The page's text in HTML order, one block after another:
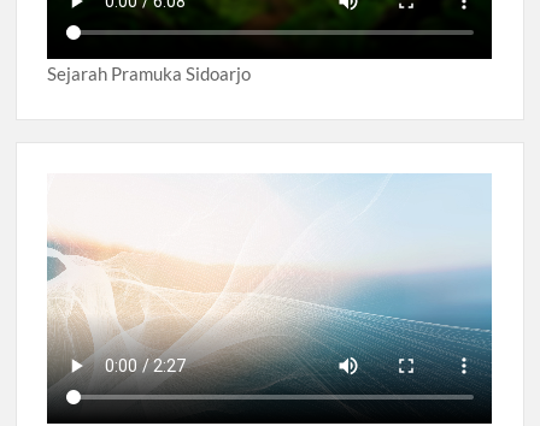
Sejarah Pramuka Sidoarjo